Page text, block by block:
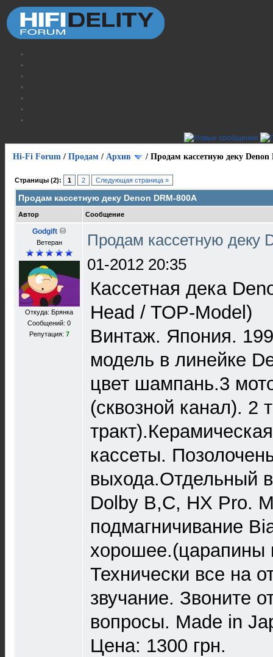
Hi-Fi Forum / Продам / Архив / Продам кассетную деку Denon
Страницы (2): 1 2 Следующая страница »
Продам кассетную деку Denon DRM-800A
Автор Сообщение
Godgift
Ветеран
Откуда: Брянка
Сообщений: 0
Репутация: 7
Продам кассетную деку
01-2012 20:35
Касcетная дека
Head / TOP-Model)
Винтаж. Япония.
модель в линейке
цвет шампань.3
(сквозной канал). 2
кассеты.
выхода.Отдельный
Dolby B,C, HX Pro.
подмагничивание
хорошее.(царапины
Технически все на
звучание. Звоните
вопросы. Made in
Цена: 1300 грн.